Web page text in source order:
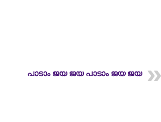
പാടാം ജയ ജയ പാടാം ജയ ജയ